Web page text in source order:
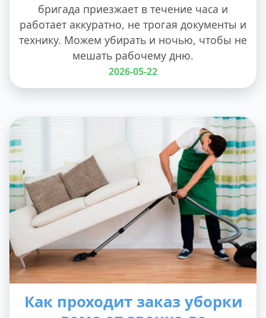
бригада приезжает в течение часа и
работает аккуратно, не трогая документы и
технику. Можем убирать и ночью, чтобы не
мешать рабочему дню.
2026-05-22
Как проходит заказ уборки